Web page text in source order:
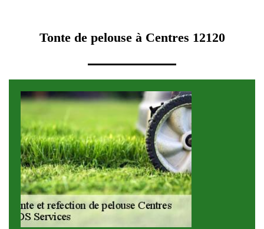
Tonte de pelouse à Centres 12120